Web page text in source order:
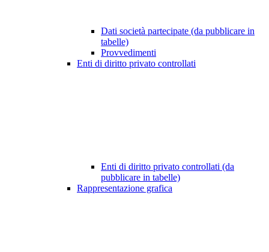
Dati società partecipate (da pubblicare in
tabelle)
Provvedimenti
Enti di diritto privato controllati
Enti di diritto privato controllati (da
pubblicare in tabelle)
Rappresentazione grafica